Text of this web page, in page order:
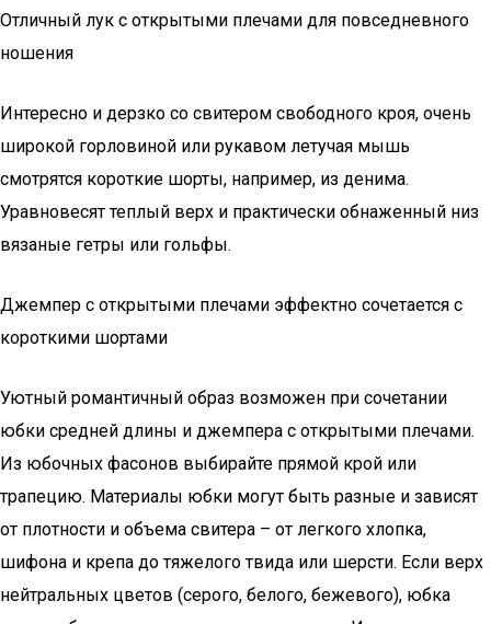
Отличный лук с открытыми плечами для повседневного
ношения
Интересно и дерзко со свитером свободного кроя, очень
широкой горловиной или рукавом летучая мышь
смотрятся короткие шорты, например, из денима.
Уравновесят теплый верх и практически обнаженный низ
вязаные гетры или гольфы.
Джемпер с открытыми плечами эффектно сочетается с
короткими шортами
Уютный романтичный образ возможен при сочетании
юбки средней длины и джемпера с открытыми плечами.
Из юбочных фасонов выбирайте прямой крой или
трапецию. Материалы юбки могут быть разные и зависят
от плотности и объема свитера – от легкого хлопка,
шифона и крепа до тяжелого твида или шерсти. Если верх
нейтральных цветов (серого, белого, бежевого), юбка